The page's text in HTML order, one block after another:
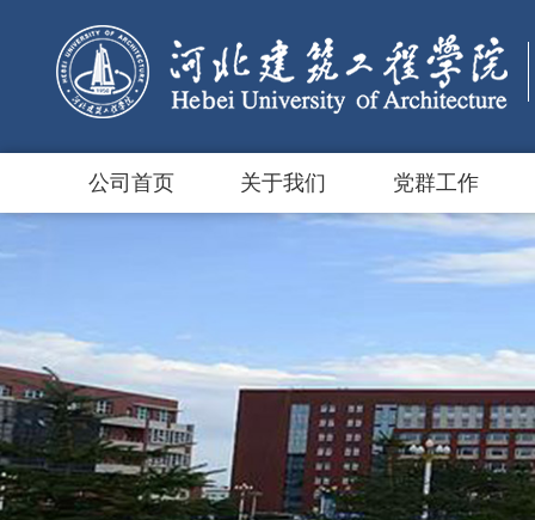
公司首页 关于我们 党群工作